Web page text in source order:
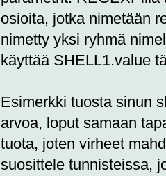
osioita, jotka nimetään
nimetty yksi ryhmä
käyttää SHELL1.value
Esimerkki tuosta sinun
arvoa, loput samaan
tuota, joten virheet
suosittele tunnisteissa,